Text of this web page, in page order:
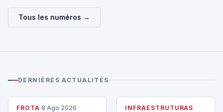
Tous les numéros →
DERNIÈRES ACTUALITÉS
FROTA·8 Ago 2026 INFRAESTRUTURAS·